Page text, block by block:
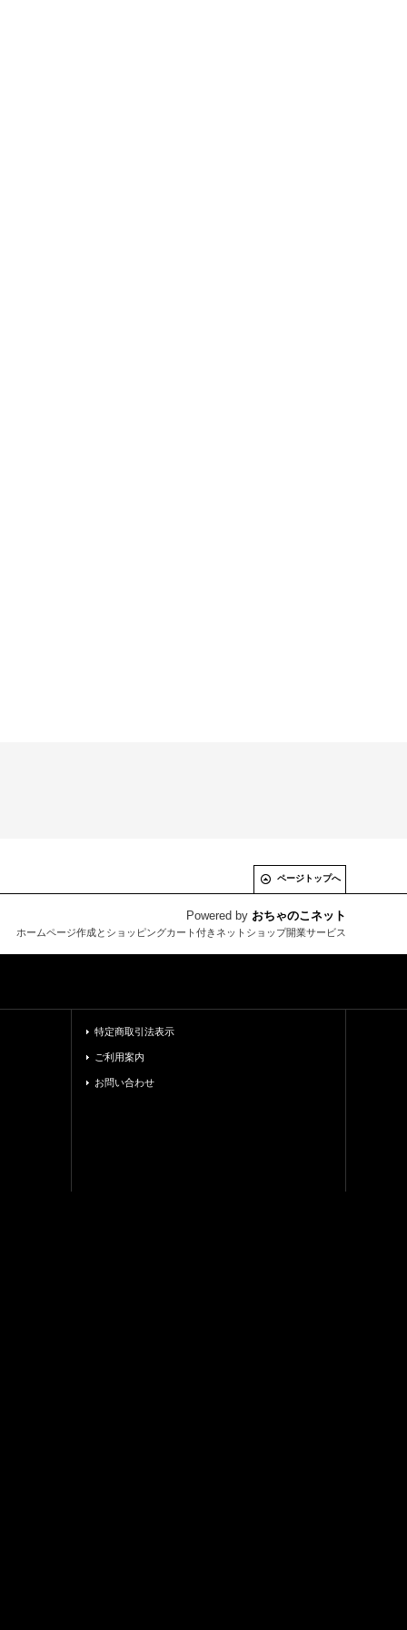
ページトップへ
Powered by おちゃのこネット
ホームページ作成とショッピングカート付きネットショップ開業サービス
特定商取引法表示
ご利用案内
お問い合わせ